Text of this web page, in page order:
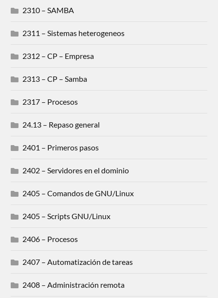
2310 – SAMBA
2311 – Sistemas heterogeneos
2312 – CP – Empresa
2313 – CP – Samba
2317 – Procesos
24.13 – Repaso general
2401 – Primeros pasos
2402 – Servidores en el dominio
2405 – Comandos de GNU/Linux
2405 – Scripts GNU/Linux
2406 – Procesos
2407 – Automatización de tareas
2408 – Administración remota